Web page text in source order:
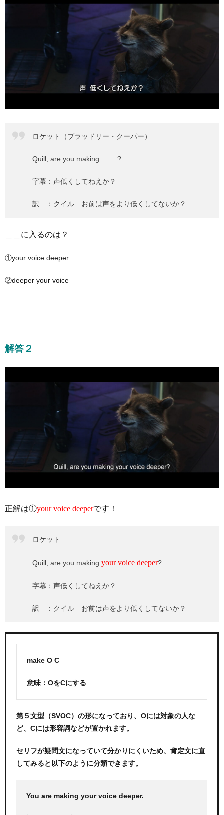
ロケット（ブラッドリー・クーパー）
Quill, are you making ＿＿ ?
字幕：声低くしてねえか？
訳 ：クイル お前は声をより低くしてないか？
＿＿に入るのは？
①your voice deeper
②deeper your voice
解答２
正解は①your voice deeperです！
ロケット
Quill, are you making your voice deeper?
字幕：声低くしてねえか？
訳 ：クイル お前は声をより低くしてないか？
make O C
意味：OをCにする
第５文型（SVOC）の形になっており、Oには対象の人な
ど、Cには形容詞などが置かれます。
セリフが疑問文になっていて分かりにくいため、肯定文に直
してみると以下のように分類できます。
You are making your voice deeper.